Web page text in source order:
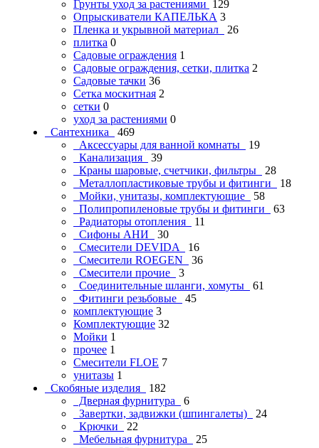
Грунты уход за растениями 129
Опрыскиватели КАПЕЛЬКА 3
Пленка и укрывной материал
26
плитка 0
Садовые ограждения 1
Садовые ограждения, сетки, плитка 2
Садовые тачки 36
Сетка москитная 2
сетки 0
уход за растениями 0
Сантехника
469
Аксессуары для ванной комнаты
19
Канализация
39
Краны шаровые, счетчики, фильтры
28
Металлопластиковые трубы и фитинги
18
Мойки, унитазы, комплектующие
58
Полипропиленовые трубы и фитинги
63
Радиаторы отопления
11
Сифоны АНИ
30
Смесители DEVIDA
16
Смесители ROEGEN
36
Смесители прочие
3
Соединительные шланги, хомуты
61
Фитинги резьбовые
45
комплектующие 3
Комплектующие 32
Мойки 1
прочее 1
Смесители FLOE 7
унитазы 1
Скобяные изделия
182
Дверная фурнитура
6
Завертки, задвижки (шпингалеты)
24
Крючки
22
Мебельная фурнитура
25